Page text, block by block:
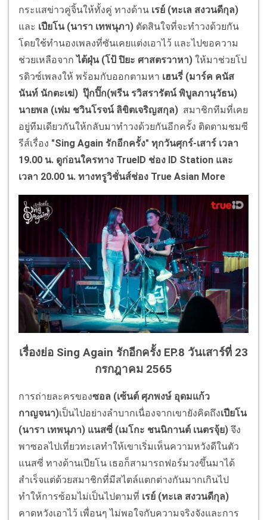
กระแสข่าวคู่จิ้นให้ทั้งคู่ ทางด้าน เรย์ (ทะเล สงวนดีกุล)
และ เปียโน (นารา เทพนุภา) ตัดสินใจที่จะทำวงด้วยกัน
โดยใช้ทำนองเพลงที่ซันเคยแต่งเอาไว้ และไปขอความ
ช่วยเหลือจากไต้ฝุ่น (โป้ ปิยะ ศาสตรวาหา) ให้มาช่วยโป
รดิวซ์เพลงให้ พร้อมกับออกตามหา เฮนรี่ (มาร์ค คนัส
นันท์ นักตะเฆ่) ปุ๊กปิ๊ก(พรีน รวิสรารัตน์ พิบูลภานุวัธน)
นายพล (เฟม ชวินโรจน์ ลิขิตเจริญสกุล) สมาชิกทีมที่เคย
อยู่ทีมเดียวกันให้กลับมาทำวงด้วยกันอีกครั้ง ติดตามชมซี
รีส์เรื่อง "Sing Again รักอีกครั้ง" ทุกวันศุกร์-เสาร์ เวลา
19.00 น. ดูก่อนใครทาง TrueID ช่อง ID Station และ
เวลา 20.00 น. ทางทรูวิชั่นส์ช่อง True Asian More
เรื่องย่อ Sing Again รักอีกครั้ง EP.8 วันเสาร์ที่ 23
กรกฎาคม 2565
การถ่ายละครของซอล (เซ้นต์ ศุภพงษ์ อุดมแก้ว
กาญจนา)เป็นไปอย่างลำบากเนื่องจากเขายังคิดถึงเปียโน
(นารา เทพนุภา) แนสซี่ (เมโกะ ชนนิกานต์ เนตรจุ้ย) จึง
พาซอลไปเที่ยวทะเลทำให้เขาเริ่มเห็นความหวังดีในตัว
แนสซี่ ทางด้านเปียโน เธอก็สามารถฟอร์มวงขึ้นมาได้
สำเร็จแต่ด้วยสมาชิกที่มีสไตล์แตกต่างกันมากเกินไป
ทำให้การซ้อมไม่เป็นไปตามที่ เรย์ (ทะเล สงวนดีกุล)
คาดหวังเอาไว้ เพื่อนๆ ไม่พอใจกับความจริงจังและการ